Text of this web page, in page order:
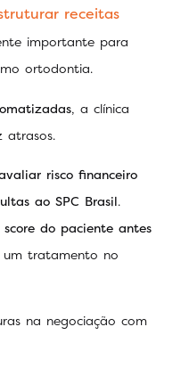
receitas
importante para
ortodontia.
, a clínica
atrasos.
risco financeiro
ao SPC Brasil.
do paciente antes
um tratamento no
na negociação com